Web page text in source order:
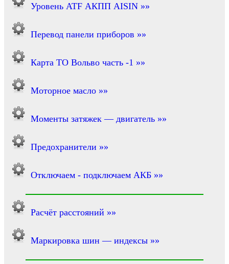
Уровень ATF АКПП AISIN »»
Перевод панели приборов »»
Карта ТО Вольво часть -1 »»
Моторное масло »»
Моменты затяжек — двигатель »»
Предохранители »»
Отключаем - подключаем АКБ »»
Расчёт расстояний »»
Маркировка шин — индексы »»